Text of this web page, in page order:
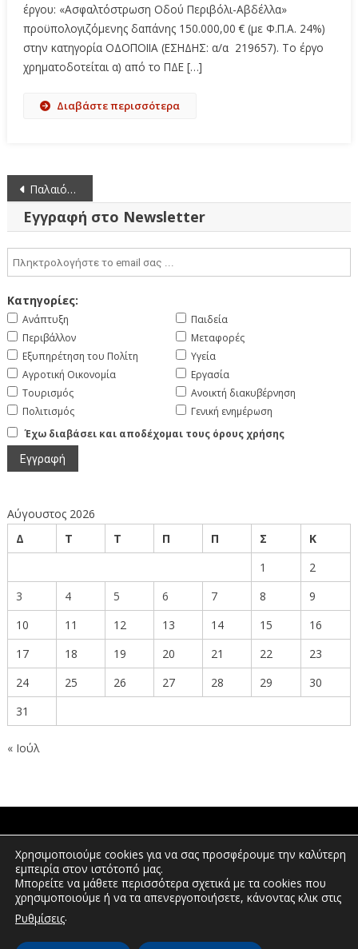
έργου: «Ασφαλτόστρωση Οδού Περιβόλι-Αβδέλλα»
προϋπολογιζόμενης δαπάνης 150.000,00 € (με Φ.Π.Α. 24%)
στην κατηγορία ΟΔΟΠΟΙΙΑ (ΕΣΗΔΗΣ: α/α 219657). Το έργο
χρηματοδοτείται α) από το ΠΔΕ […]
Διαβάστε περισσότερα
Πλοήγηση
άρθρων
Παλαιότερα άρθρα
Εγγραφή στο Newsletter
Κατηγορίες:
Ανάπτυξη
Περιβάλλον
Εξυπηρέτηση του Πολίτη
Αγροτική Οικονομία
Τουρισμός
Πολιτισμός
Παιδεία
Μεταφορές
Υγεία
Εργασία
Ανοικτή διακυβέρνηση
Γενική ενημέρωση
Έχω διαβάσει και αποδέχομαι τους όρους χρήσης
Αύγουστος 2026
Δ
Τ Τ Π Π Σ
Κ
1
2
3
4 5 6 7 8
9
10
11 12 13 14 15
16
17
18 19 20 21 22
23
24
25 26 27 28 29
30
31
« Ιούλ
ΠΟΛΙΤΕΣ
ΕΠΕΝΔΥΤΕΣ
Χρησιμοποιούμε cookies για να σας προσφέρουμε την καλύτερη
εμπειρία στον ιστότοπό μας.
Μπορείτε να μάθετε περισσότερα σχετικά με τα cookies που
χρησιμοποιούμε ή να τα απενεργοποιήσετε, κάνοντας κλικ στις
Ρυθμίσεις.